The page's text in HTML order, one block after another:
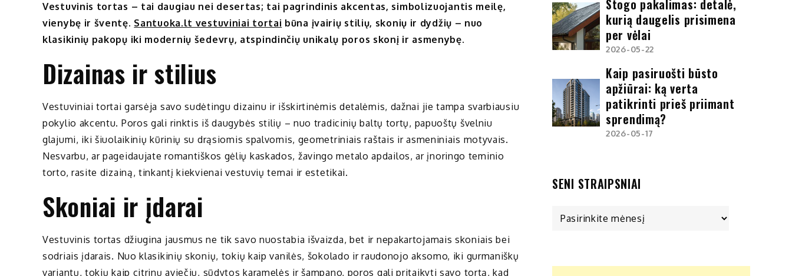
Vestuvinis tortas – tai daugiau nei desertas; tai pagrindinis akcentas, simbolizuojantis meilę,
vienybę ir šventę. Santuoka.lt vestuviniai tortai būna įvairių stilių, skonių ir dydžių – nuo
klasikinių pakopų iki modernių šedevrų, atspindinčių unikalų poros skonį ir asmenybę.
Dizainas ir stilius
Vestuviniai tortai garsėja savo sudėtingu dizainu ir išskirtinėmis detalėmis, dažnai jie tampa svarbiausiu
pokylio akcentu. Poros gali rinktis iš daugybės stilių – nuo tradicinių baltų tortų, papuoštų švelniu
glajumi, iki šiuolaikinių kūrinių su drąsiomis spalvomis, geometriniais raštais ir asmeniniais motyvais.
Nesvarbu, ar pageidaujate romantiškos gėlių kaskados, žavingo metalo apdailos, ar įnoringo teminio
torto, rasite dizainą, tinkantį kiekvienai vestuvių temai ir estetikai.
Skoniai ir įdarai
Vestuvinis tortas džiugina jausmus ne tik savo nuostabia išvaizda, bet ir nepakartojamais skoniais bei
sodriais įdarais. Nuo klasikinių skonių, tokių kaip vanilės, šokolado ir raudonojo aksomo, iki gurmaniškų
variantų, tokių kaip citrinų aviečių, sūdytos karamelės ir šampano, poros gali pritaikyti savo tortą, kad
Stogo pakalimas: detalė,
kurią daugelis prisimena
per vėlai
2026-05-22
Kaip pasiruošti būsto
apžiūrai: ką verta
patikrinti prieš priimant
sprendimą?
2026-05-17
SENI STRAIPSNIAI